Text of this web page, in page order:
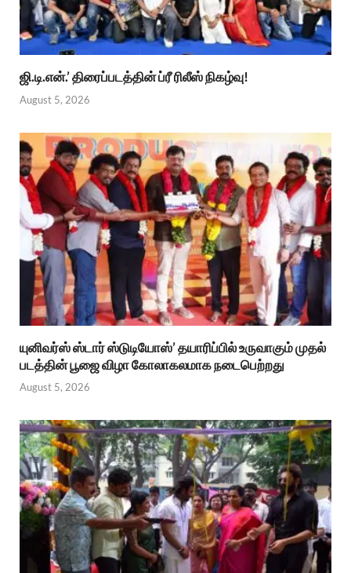
ஜி.டி.என்.’ திரைப்படத்தின் ப்ரீ ரிலீஸ் நிகழ்வு!
August 5, 2026
யுனிவர்ஸ் ஸ்டார் ஸ்டுடியோஸ்’ தயாரிப்பில் உருவாகும் முதல்
படத்தின் பூஜை விழா கோலாகலமாக நடைபெற்றது
August 5, 2026